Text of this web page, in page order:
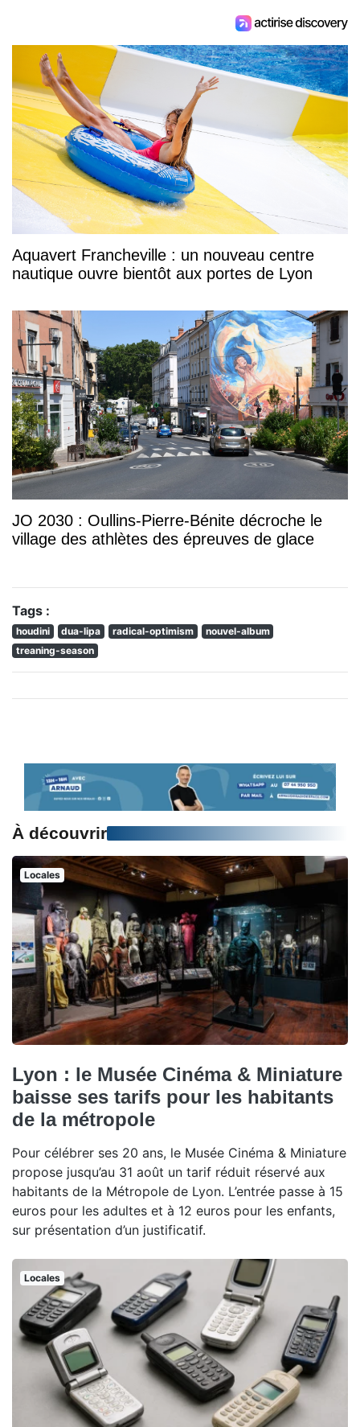
Aquavert Francheville : un nouveau centre
nautique ouvre bientôt aux portes de Lyon
JO 2030 : Oullins-Pierre-Bénite décroche le
village des athlètes des épreuves de glace
Tags :
houdini dua-lipa radical-optimism
nouvel-album
treaning-season
À découvrir
Locales
Lyon : le Musée Cinéma & Miniature
baisse ses tarifs pour les habitants
de la métropole
Pour célébrer ses 20 ans, le Musée Cinéma & Miniature
propose jusqu’au 31 août un tarif réduit réservé aux
habitants de la Métropole de Lyon. L’entrée passe à 15
euros pour les adultes et à 12 euros pour les enfants,
sur présentation d’un justificatif.
Locales